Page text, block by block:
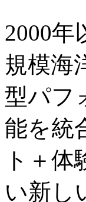
2000年
規模海
型パフ
能を統
ト＋
い新し